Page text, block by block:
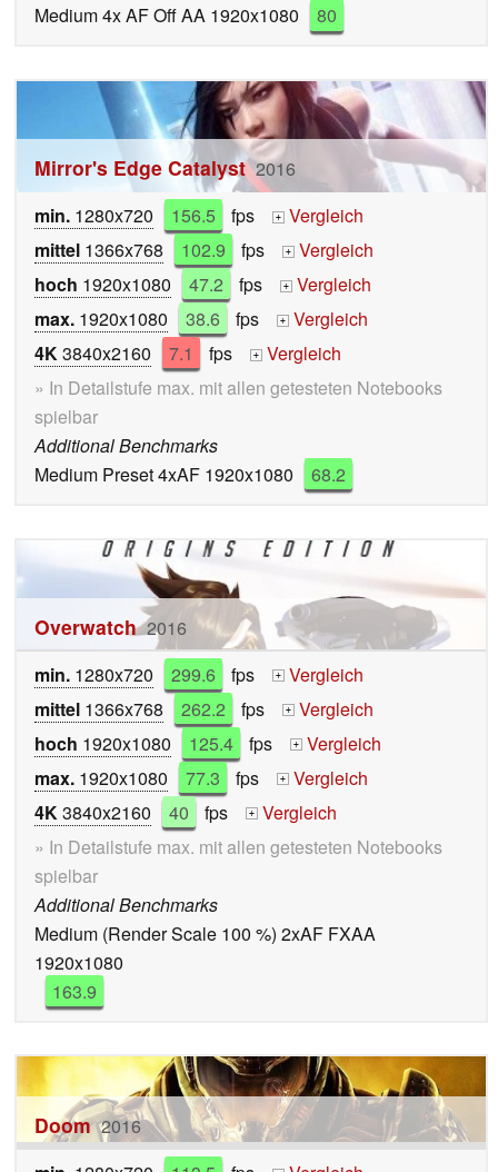
Medium 4x AF Off AA 1920x1080
80
Mirror's Edge Catalyst 2016
min. 1280x720 156.5 fps +
Vergleich
mittel 1366x768 102.9 fps +
Vergleich
hoch 1920x1080 47.2 fps +
Vergleich
max. 1920x1080 38.6 fps +
Vergleich
4K3840x2160 7.1 fps +
Vergleich
» In Detailstufe max. mit allen getesteten Notebooks
spielbar
Additional Benchmarks
Medium Preset 4xAF 1920x1080
68.2
Overwatch 2016
min. 1280x720 299.6 fps +
Vergleich
mittel 1366x768 262.2 fps +
Vergleich
hoch 1920x1080 125.4 fps +
Vergleich
max. 1920x1080 77.3 fps +
Vergleich
4K 3840x2160 40 fps +
Vergleich
» In Detailstufe max. mit allen getesteten Notebooks
spielbar
Additional Benchmarks
Medium (Render Scale 100 %) 2xAF FXAA
1920x1080
163.9
Doom 2016